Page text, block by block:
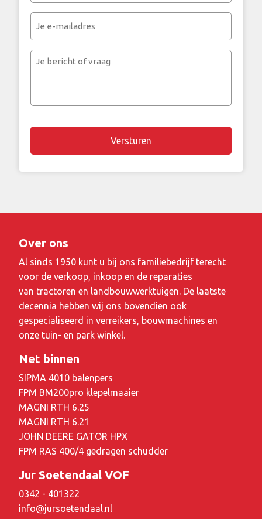
(Vereist)
mailadres
Je
Over ons
Al sinds 1950 kunt u bij ons familiebedrijf terecht
voor de verkoop, inkoop en de reparaties
van tractoren en landbouwwerktuigen. De laatste
decennia hebben wij ons bovendien ook
gespecialiseerd in verreikers, bouwmachines en
onze tuin- en park winkel.
Net binnen
SIPMA 4010 balenpers
FPM BM200pro klepelmaaier
MAGNI RTH 6.25
MAGNI RTH 6.21
JOHN DEERE GATOR HPX
FPM RAS 400/4 gedragen schudder
Jur Soetendaal VOF
0342 - 401322
info@jursoetendaal.nl